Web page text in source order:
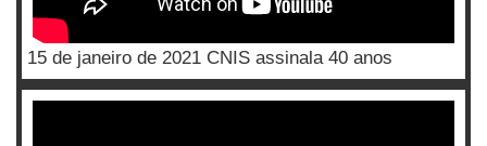
15 de janeiro de 2021 CNIS assinala 40 anos